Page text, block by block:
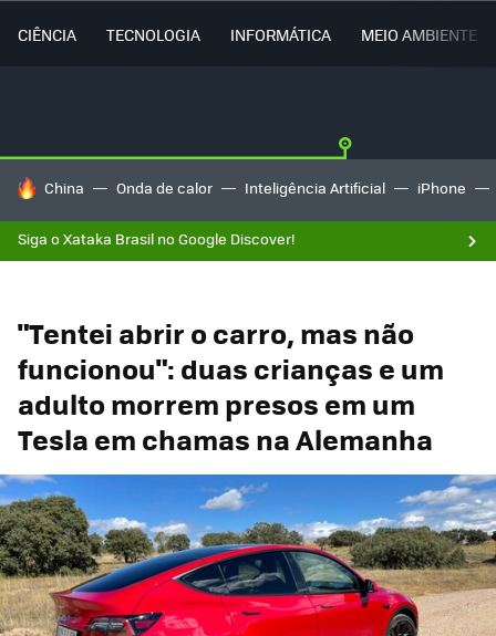
CIÊNCIA TECNOLOGIA INFORMÁTICA MEIO AMBIENTE
TENDÊNCIAS DO DIA
China Onda de calor Inteligência Artificial iPhone
Siga o Xataka Brasil no Google Discover!
"Tentei abrir o carro, mas não
funcionou": duas crianças e um
adulto morrem presos em um
Tesla em chamas na Alemanha